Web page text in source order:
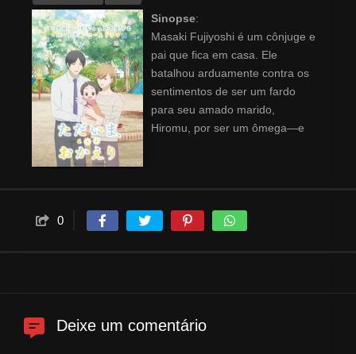
Sinopse:
Masaki Fujiyoshi é um cônjuge e
pai que fica em casa. Ele
batalhou arduamente contra os
sentimentos de ser um fardo
para seu amado marido,
Hiromu, por ser um ômega—e
se mudou para uma região mais
com as pessoas ao seu redor.
0
Deixe um comentário